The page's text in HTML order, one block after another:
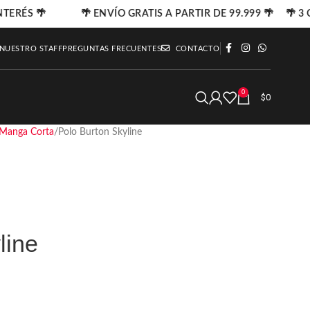
STAFFPREGUNTAS FRECUENTES CONTACTO
0 $0
Manga Corta Polo Burton Skyline
🌴 🌴 ENVÍO GRATIS A PARTIR DE 99.999 🌴 🌴 3